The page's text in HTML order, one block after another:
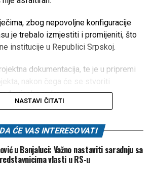
zbog nepovoljne konfiguracije
je trebalo izmjestiti i promijeniti, što
institucije u Republici Srpskoj.
dokumentacija, te je u pripremi
nakon čega će se stvoriti
radove.
vlasti RS
prolazi teritorijom Republike
nekoliko stotina metara na području
NASTAVI ČITATI
ĆE VAS INTERESOVATI
u Banjaluci: Važno nastaviti saradnju sa
vlasti u RS-u